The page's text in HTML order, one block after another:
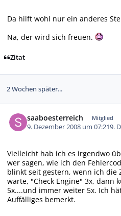
Da hilft wohl nur ein anderes
Na, der wird sich freuen.
Zitat
2 Wochen später...
saaboesterreich Mitglied
9. Dezember 2008 um 07:219.
Vielleicht hab ich es irgendwo
wer sagen, wie ich den
blinkt seit gestern, wenn ich die
warte, "Check Engine" 3x, dann
5x....und immer weiter 5x. Ich
Auffälliges bemerkt.